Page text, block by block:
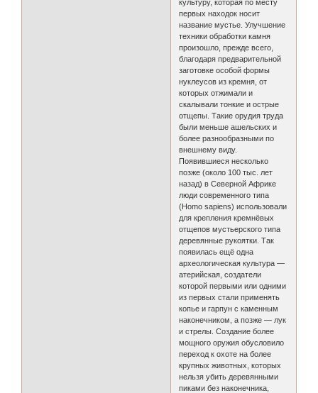
культуру, которая по месту
первых находок носит
название мустье. Улучшение
техники обработки камня
произошло, прежде всего,
благодаря предварительной
заготовке особой формы
нуклеусов из кремня, от
которых отжимали и
скалывали тонкие и острые
отщепы. Такие орудия труда
были меньше ашельских и
более разнообразными по
внешнему виду.
Появившиеся несколько
позже (около 100 тыс. лет
назад) в Северной Африке
люди современного типа
(Homo sapiens) использовали
для крепления кремнёвых
отщепов мустьерского типа
деревянные рукоятки. Так
появилась ещё одна
археологическая культура —
атерийская, создатели
которой первыми или одними
из первых стали применять
копье и гарпун с каменным
наконечником, а позже — лук
и стрелы. Создание более
мощного оружия обусловило
переход к охоте на более
крупных животных, которых
нельзя убить деревянными
пиками без наконечника,